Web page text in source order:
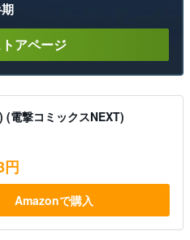
アページ
電撃コミックスNEXT)
円
Amazonで購入